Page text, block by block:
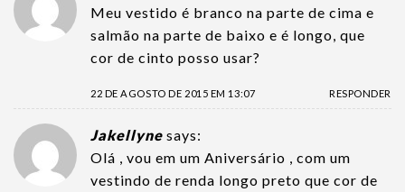
Meu vestido é branco na parte de cima e
salmão na parte de baixo e é longo, que
cor de cinto posso usar?
22 DE AGOSTO DE 2015 EM 13:07 RESPONDER
Jakellyne says:
Olá , vou em um Aniversário , com um
vestindo de renda longo preto que cor de